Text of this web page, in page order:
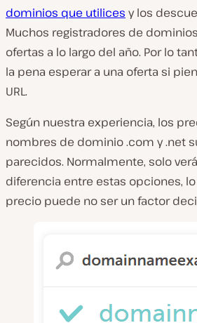
dominios que utilices y los
Muchos registradores de
ofertas a lo largo del año. Por lo
la pena esperar a una oferta si
URL.
Según nuestra experiencia, los
nombres de dominio .com y .net
parecidos. Normalmente, solo
diferencia entre estas opciones,
precio puede no ser un factor